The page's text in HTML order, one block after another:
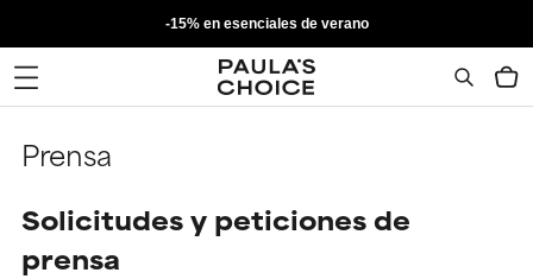
-15% en esenciales de verano
Prensa
Solicitudes y peticiones de
prensa